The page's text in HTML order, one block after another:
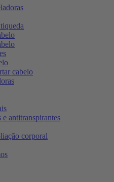
cabelo
e antitranspirantes
corporal